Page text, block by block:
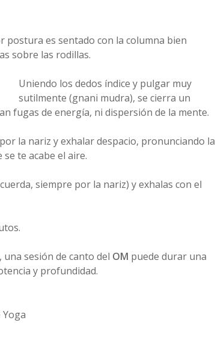
postura es sentado con la columna bien
sobre las rodillas.
Uniendo los dedos índice y pulgar muy
sutilmente (gnani mudra), se cierra un
fugas de energía, ni dispersión de la mente.
la nariz y exhalar despacio, pronunciando la
te acabe el aire.
siempre por la nariz) y exhalas con el
sesión de canto del OM puede durar una
y profundidad.